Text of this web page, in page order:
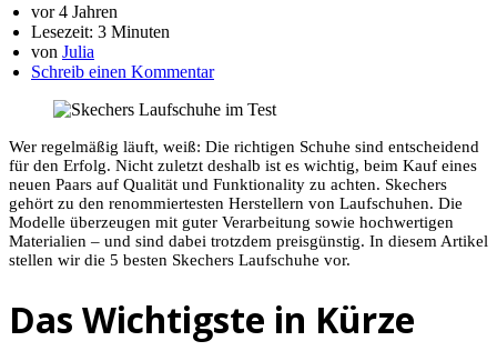
vor 4 Jahren
Lesezeit: 3 Minuten
von Julia
Schreib einen Kommentar
Wer regelmäßig läuft, weiß: Die richtigen Schuhe sind entscheidend
für den Erfolg. Nicht zuletzt deshalb ist es wichtig, beim Kauf eines
neuen Paars auf Qualität und Funktionality zu achten. Skechers
gehört zu den renommiertesten Herstellern von Laufschuhen. Die
Modelle überzeugen mit guter Verarbeitung sowie hochwertigen
Materialien – und sind dabei trotzdem preisgünstig. In diesem Artikel
stellen wir die 5 besten Skechers Laufschuhe vor.
Das Wichtigste in Kürze